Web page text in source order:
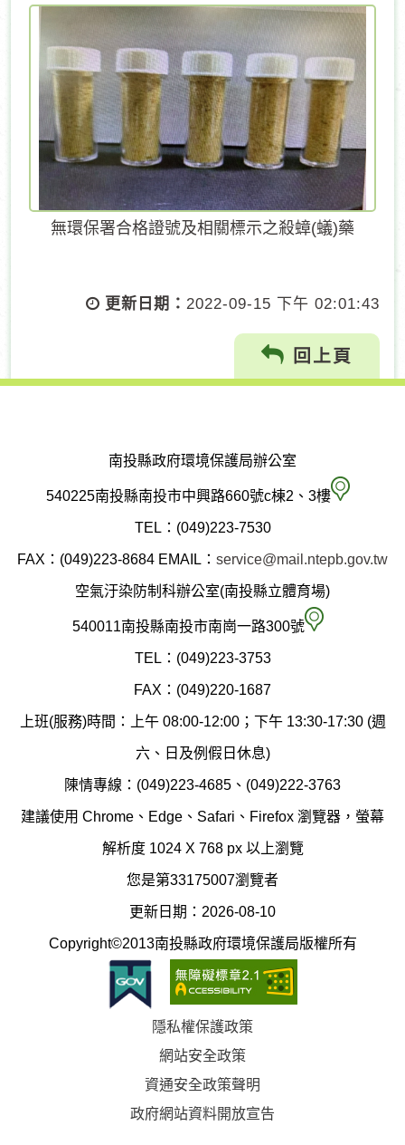
無環保署合格證號及相關標示之殺蟑(蟻)藥
更新日期： 2022-09-15 下午 02:01:43
回上頁
南投縣政府環境保護局辦公室
540225南投縣南投市中興路660號c棟2、3樓 南
縣
保
局
圖
TEL：(049)223-7530
FAX：(049)223-8684 EMAIL： service@mail.ntepb.gov.tw
空氣汙染防制科辦公室(南投縣立體育場)
540011南投縣南投市南崗一路300號 空
染
制
科
(南
TEL：(049)223-3753
FAX：(049)220-1687
上班(服務)時間：上午 08:00-12:00；下午 13:30-17:30 (週
六、日及例假日休息)
陳情專線：(049)223-4685、(049)222-3763
建議使用 Chrome、Edge、Safari、Firefox 瀏覽器，螢幕
解析度 1024 X 768 px 以上瀏覽
您是第33175007瀏覽者
更新日期：2026-08-10
Copyright©2013南投縣政府環境保護局版權所有
隱私權保護政策
網站安全政策
資通安全政策聲明
政府網站資料開放宣告